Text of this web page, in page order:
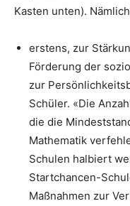
Kasten unten).
erstens, zur
Förderung der
zur
Schüler. «Die
die die
Mathematik
Schulen halbiert
Startchancen-
Maßnahmen zur